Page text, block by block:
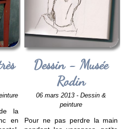
la
en
Dessin - Musée
Rodin
06 mars 2013 - Dessin &
peinture
Pour ne pas perdre la main